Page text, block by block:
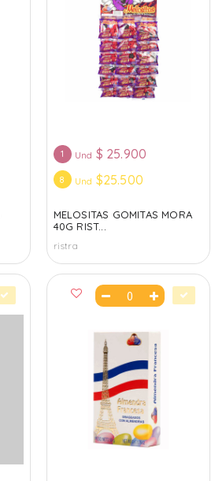
1 Und $ 25.900
8 Und $25.500
MELOSITAS GOMITAS MORA
40G RIST...
ristra